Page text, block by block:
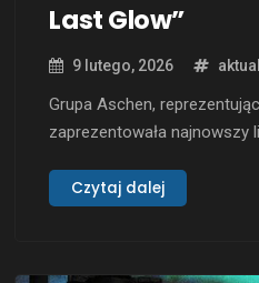
Last Glow”
9 lutego, 2026
Grupa Aschen,
zaprezentowała najnowszy
wyróżniających się
roku. Kompozycja porusza
Czytaj dalej